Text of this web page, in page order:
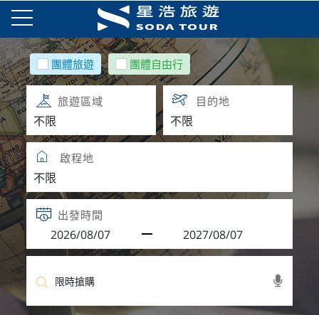
團體旅遊 團體自由行
旅遊區域 目的地
啟程地
出發時間